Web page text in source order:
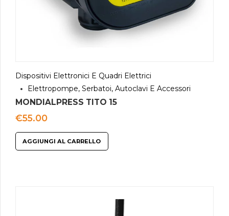
Dispositivi Elettronici E Quadri Elettrici
Elettropompe, Serbatoi, Autoclavi E Accessori
MONDIALPRESS TITO 15
€55.00
AGGIUNGI AL CARRELLO